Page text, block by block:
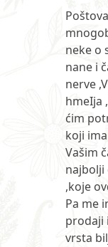
neke o
nane i
nerve
hmeIja
ćim
koji
Vašim
najbolji
,koje
Pa me
prodaji
vrsta